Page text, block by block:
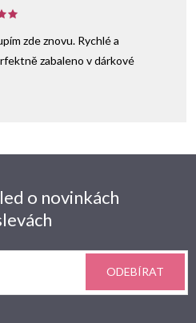
zde znovu. Rychlé a
zabaleno v dárkové
o novinkách
ODEBÍRAT